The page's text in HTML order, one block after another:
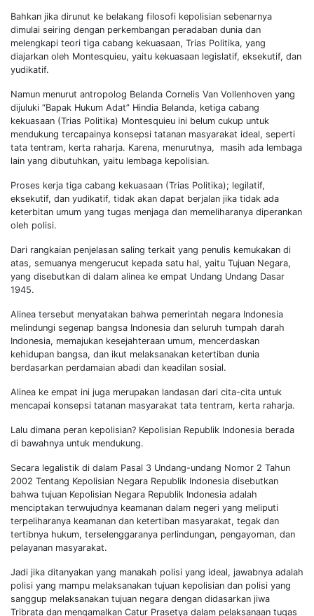
Bahkan jika dirunut ke belakang filosofi kepolisian sebenarnya
dimulai seiring dengan perkembangan peradaban dunia dan
melengkapi teori tiga cabang kekuasaan, Trias Politika, yang
diajarkan oleh Montesquieu, yaitu kekuasaan legislatif, eksekutif, dan
yudikatif.
Namun menurut antropolog Belanda Cornelis Van Vollenhoven yang
dijuluki “Bapak Hukum Adat” Hindia Belanda, ketiga cabang
kekuasaan (Trias Politika) Montesquieu ini belum cukup untuk
mendukung tercapainya konsepsi tatanan masyarakat ideal, seperti
tata tentram, kerta raharja. Karena, menurutnya, masih ada lembaga
lain yang dibutuhkan, yaitu lembaga kepolisian.
Proses kerja tiga cabang kekuasaan (Trias Politika); legilatif,
eksekutif, dan yudikatif, tidak akan dapat berjalan jika tidak ada
keterbitan umum yang tugas menjaga dan memeliharanya diperankan
oleh polisi.
Dari rangkaian penjelasan saling terkait yang penulis kemukakan di
atas, semuanya mengerucut kepada satu hal, yaitu Tujuan Negara,
yang disebutkan di dalam alinea ke empat Undang Undang Dasar
1945.
Alinea tersebut menyatakan bahwa pemerintah negara Indonesia
melindungi segenap bangsa Indonesia dan seluruh tumpah darah
Indonesia, memajukan kesejahteraan umum, mencerdaskan
kehidupan bangsa, dan ikut melaksanakan ketertiban dunia
berdasarkan perdamaian abadi dan keadilan sosial.
Alinea ke empat ini juga merupakan landasan dari cita-cita untuk
mencapai konsepsi tatanan masyarakat tata tentram, kerta raharja.
Lalu dimana peran kepolisian? Kepolisian Republik Indonesia berada
di bawahnya untuk mendukung.
Secara legalistik di dalam Pasal 3 Undang-undang Nomor 2 Tahun
2002 Tentang Kepolisian Negara Republik Indonesia disebutkan
bahwa tujuan Kepolisian Negara Republik Indonesia adalah
menciptakan terwujudnya keamanan dalam negeri yang meliputi
terpeliharanya keamanan dan ketertiban masyarakat, tegak dan
tertibnya hukum, terselenggaranya perlindungan, pengayoman, dan
pelayanan masyarakat.
Jadi jika ditanyakan yang manakah polisi yang ideal, jawabnya adalah
polisi yang mampu melaksanakan tujuan kepolisian dan polisi yang
sanggup melaksanakan tujuan negara dengan didasarkan jiwa
Tribrata dan mengamalkan Catur Prasetya dalam pelaksanaan tugas